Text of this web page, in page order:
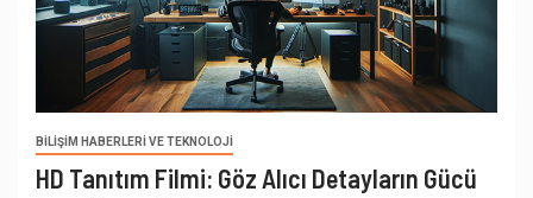
BILIŞIM HABERLERI VE TEKNOLOJI
HD Tanıtım Filmi: Göz Alıcı Detayların Gücü